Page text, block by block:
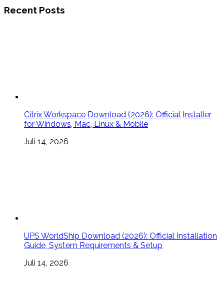
Recent Posts
Citrix Workspace Download (2026): Official Installer
for Windows, Mac, Linux & Mobile
Juli 14, 2026
UPS WorldShip Download (2026): Official Installation
Guide, System Requirements & Setup
Juli 14, 2026